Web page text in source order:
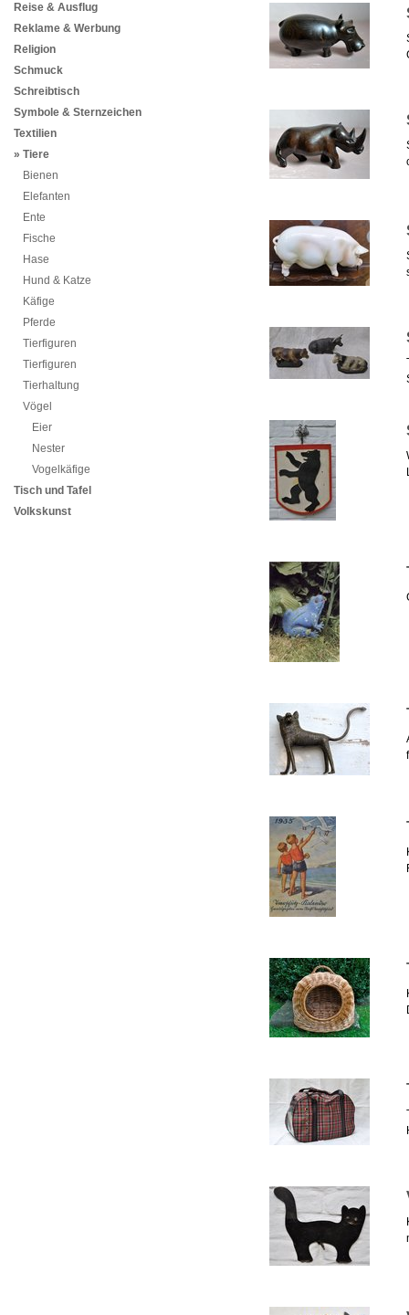
Reise & Ausflug
Reklame & Werbung
Religion
Schmuck
Schreibtisch
Symbole & Sternzeichen
Textilien
Tiere
Bienen
Elefanten
Ente
Fische
Hase
Hund & Katze
Käfige
Pferde
Tierfiguren
Tierfiguren
Tierhaltung
Vögel
Eier
Nester
Vogelkäfige
Tisch und Tafel
Volkskunst